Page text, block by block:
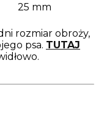
25 mm
rozmiar obroży,
psa. TUTAJ